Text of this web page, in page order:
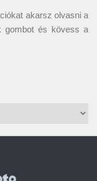
akarsz olvasni a
gombot és kövess a